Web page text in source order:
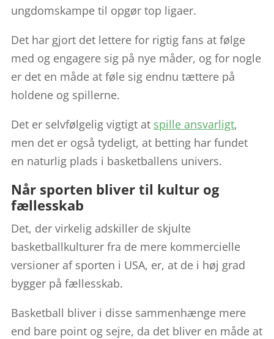
ungdomskampe til opgør top ligaer.
Det har gjort det lettere for rigtig fans at følge
med og engagere sig på nye måder, og for nogle
er det en måde at føle sig endnu tættere på
holdene og spillerne.
Det er selvfølgelig vigtigt at spille ansvarligt,
men det er også tydeligt, at betting har fundet
en naturlig plads i basketballens univers.
Når sporten bliver til kultur og
fællesskab
Det, der virkelig adskiller de skjulte
basketballkulturer fra de mere kommercielle
versioner af sporten i USA, er, at de i høj grad
bygger på fællesskab.
Basketball bliver i disse sammenhænge mere
end bare point og sejre, da det bliver en måde at